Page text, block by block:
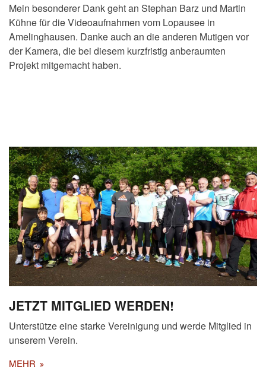
Mein besonderer Dank geht an Stephan Barz und Martin
Kühne für die Videoaufnahmen vom Lopausee in
Amelinghausen. Danke auch an die anderen Mutigen vor
der Kamera, die bei diesem kurzfristig anberaumten
Projekt mitgemacht haben.
JETZT MITGLIED WERDEN!
Unterstütze eine starke Vereinigung und werde Mitglied in
unserem Verein.
MEHR